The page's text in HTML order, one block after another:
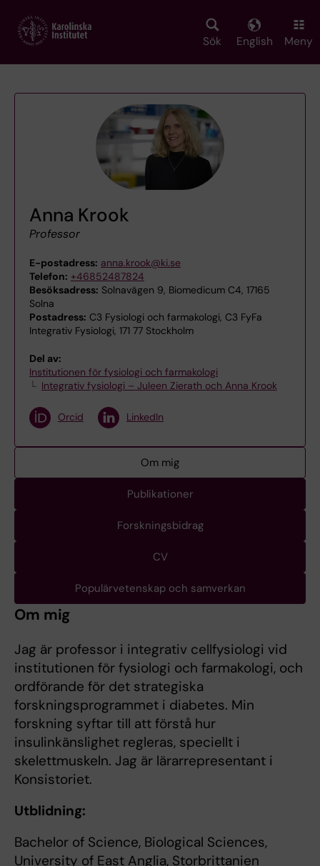
main
Sök English Meny
Anna Krook
Professor
E-postadress: anna.krook@ki.se
Telefon: +46852487824
Besöksadress: Solnavägen 9, Biomedicum C4, 17165
Solna
Postadress: C3 Fysiologi och farmakologi, C3 FyFa
Integrativ Fysiologi, 171 77 Stockholm
Del av:
Institutionen för fysiologi och farmakologi
Integrativ fysiologi – Juleen Zierath och Anna Krook
Orcid LinkedIn
Om mig
Publikationer
Forskningsbidrag
CV
Populärvetenskap och samverkan
Om mig
Jag är professor i integrativ cellfysiologi vid
institutionen för fysiologi och farmakologi, och
ordförande för det strategiska
forskningsprogrammet i diabetes. Min
forskning syftar till att förstå hur
insulinkänslighet regleras, speciellt i
skelettmuskeln. Jag är lärarrepresentant i
Konsistoriet.
Utblidning:
Bachelor of Science, Biological Sciences,
University of East Anglia, Storbrittanien